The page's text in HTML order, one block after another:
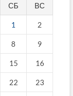
СБ ВС
1 2
8 9
15 16
22 23